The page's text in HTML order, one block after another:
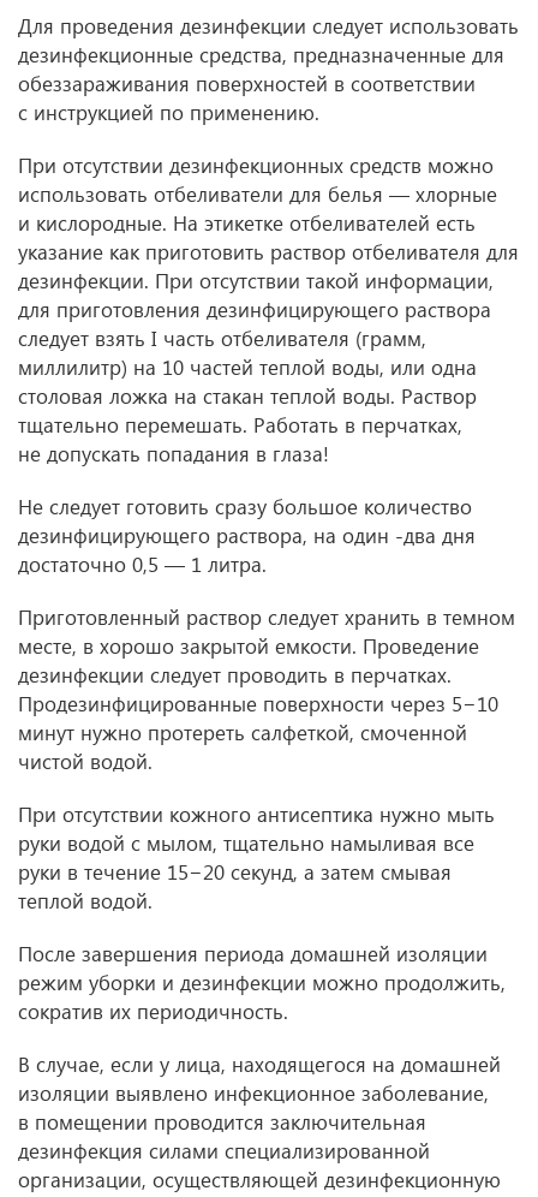
Для проведения дезинфекции следует использовать
дезинфекционные средства, предназначенные для
обеззараживания поверхностей в соответствии
с инструкцией по применению.
При отсутствии дезинфекционных средств можно
использовать отбеливатели для белья — хлорные
и кислородные. На этикетке отбеливателей есть
указание как приготовить раствор отбеливателя для
дезинфекции. При отсутствии такой информации,
для приготовления дезинфицирующего раствора
следует взять I часть отбеливателя (грамм,
миллилитр) на 10 частей теплой воды, или одна
столовая ложка на стакан теплой воды. Раствор
тщательно перемешать. Работать в перчатках,
не допускать попадания в глаза!
Не следует готовить сразу большое количество
дезинфицирующего раствора, на один -два дня
достаточно 0,5 — 1 литра.
Приготовленный раствор следует хранить в темном
месте, в хорошо закрытой емкости. Проведение
дезинфекции следует проводить в перчатках.
Продезинфицированные поверхности через 5−10
минут нужно протереть салфеткой, смоченной
чистой водой.
При отсутствии кожного антисептика нужно мыть
руки водой с мылом, тщательно намыливая все
руки в течение 15−20 секунд, а затем смывая
теплой водой.
После завершения периода домашней изоляции
режим уборки и дезинфекции можно продолжить,
сократив их периодичность.
В случае, если у лица, находящегося на домашней
изоляции выявлено инфекционное заболевание,
в помещении проводится заключительная
дезинфекция силами специализированной
организации, осуществляющей дезинфекционную